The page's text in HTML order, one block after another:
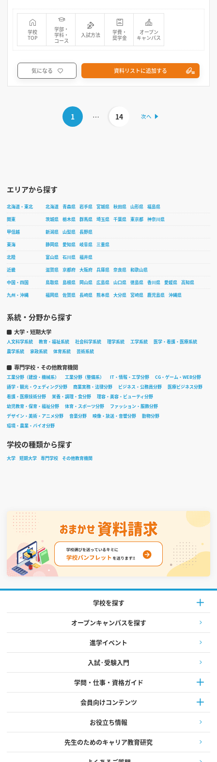
学校
TOP
学部・
学科・
コース
入試方法
学費・
奨学金
オープン
キャンパス
気になる 資料リストに追加する
1 … 14
エリアから探す
北海道・東北 北海道 青森県 岩手県 宮城県 秋田県 山形県
福島県
関東
茨城県 栃木県 群馬県 埼玉県 千葉県 東京都
神奈川県
甲信越
新潟県 山梨県
長野県
東海
静岡県 愛知県 岐阜県
三重県
北陸
富山県 石川県
福井県
近畿
滋賀県 京都府 大阪府 兵庫県 奈良県
和歌山県
中国・四国
鳥取県 島根県 岡山県 広島県 山口県 徳島県 香川県 愛媛県
高知県
九州・沖縄
福岡県 佐賀県 長崎県 熊本県 大分県 宮崎県 鹿児島県 沖縄県
系統・分野から探す
大学・短期大学
人文科学系統 教育・福祉系統 社会科学系統 理学系統 工学系統
医学・看護・医療系統
農学系統
家政系統 体育系統 芸術系統
専門学校・その他教育機関
工業分野（建設・機械系） 工業分野（整備系） IT・情報・工学分野
CG・ゲーム・WEB分野
語学・観光・ウェディング分野
商業実務・法律分野 ビジネス・公務員分野
医療ビジネス分野
看護・医療技術分野
栄養・調理・食分野
理容・美容・ビューティ分野
幼児教育・保育・福祉分野
体育・スポーツ分野
ファッション・服飾分野
デザイン・美術・アニメ分野
音楽分野 映像・放送・音響分野
動物分野
環境・農業・バイオ分野
学校の種類から探す
大学 短期大学 専門学校 その他教育機関
学校を探す
オープンキャンパスを探す
進学イベント
入試·受験入門
学問・仕事・資格ガイド
会員向けコンテンツ
お役立ち情報
先生のためのキャリア教育研究